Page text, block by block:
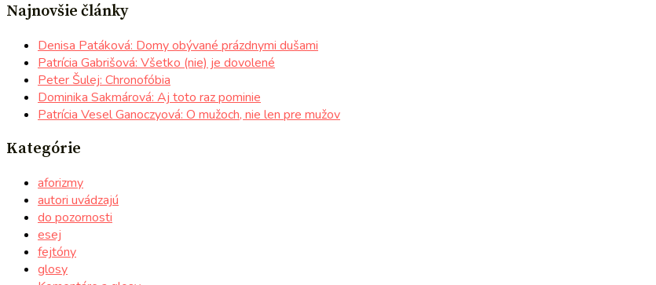
Najnovšie články
Denisa Patáková: Domy obývané prázdnymi dušami
Patrícia Gabrišová: Všetko (nie) je dovolené
Peter Šulej: Chronofóbia
Dominika Sakmárová: Aj toto raz pominie
Patrícia Vesel Ganoczyová: O mužoch, nie len pre mužov
Kategórie
aforizmy
autori uvádzajú
do pozornosti
esej
fejtóny
glosy